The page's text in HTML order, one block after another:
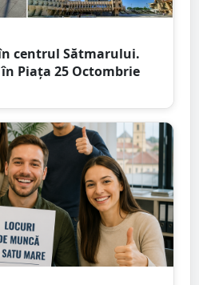
centrul Sătmarului.
Piața 25 Octombrie